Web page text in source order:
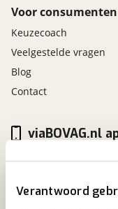
Verantwoord
Voor consumenten
Keuzecoach
Veelgestelde vragen
Blog
Contact
viaBOVAG.nl